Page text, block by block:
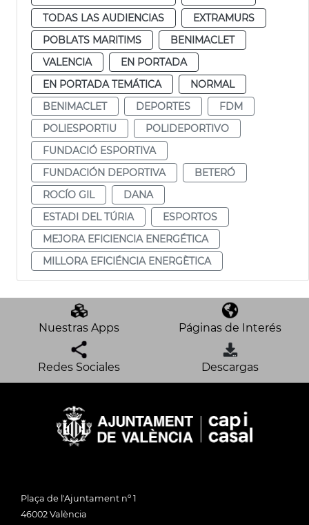
TODAS LAS AUDIENCIAS
EXTRAMURS
POBLATS MARITIMS
BENIMACLET
VALENCIA
EN PORTADA
EN PORTADA TEMÁTICA
NORMAL
BENIMACLET
DEPORTES
FDM
POLIESPORTIU
POLIDEPORTIVO
FUNDACIÓ ESPORTIVA
FUNDACIÓN DEPORTIVA
BETERÓ
ROCÍO GIL
DANA
ESTADI DEL TÚRIA
ESPORTOS
MEJORA EFICIENCIA ENERGÉTICA
MILLORA EFICIÉNCIA ENERGÈTICA
Nuestras Apps Páginas de Interés
Redes Sociales Descargas
Plaça de l'Ajuntament nº 1
46002 València